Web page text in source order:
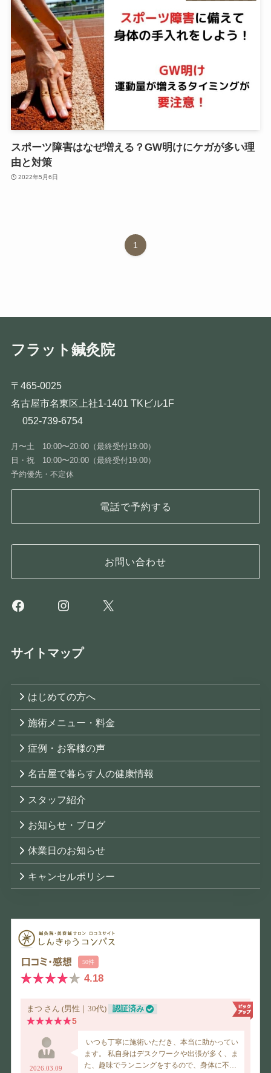
スポーツ障害はなぜ増える？GW明けにケガが多い理
由と対策
2022年5月6日
1
フラット鍼灸院
〒465-0025
名古屋市名東区上社1-1401 TKビル1F
052-739-6754
月〜土 10:00〜20:00（最終受付19:00）
日・祝 10:00〜20:00（最終受付19:00）
予約優先・不定休
電話で予約する
お問い合わせ
FacebookInstagram
X
サイトマップ
はじめての方へ
施術メニュー・料金
症例・お客様の声
名古屋で暮らす人の健康情報
スタッフ紹介
お知らせ・ブログ
休業日のお知らせ
キャンセルポリシー